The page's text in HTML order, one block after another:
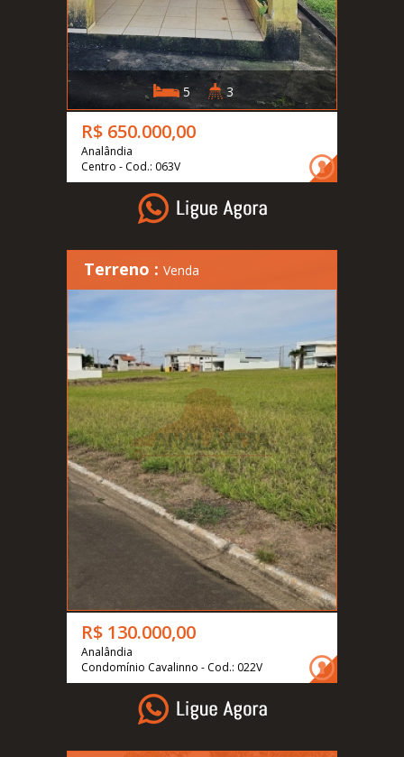
5 3
R$ 650.000,00
Analândia
Centro - Cod.: 063V
Terreno : Venda
R$ 130.000,00
Analândia
Condomínio Cavalinno - Cod.: 022V